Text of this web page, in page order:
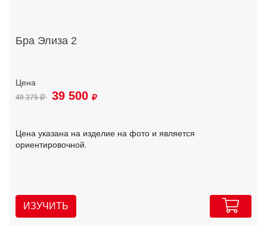
Бра Элиза 2
49 375 39 500
Цена указана на изделие на фото и является
ориентировочной.
ИЗУЧИТЬ